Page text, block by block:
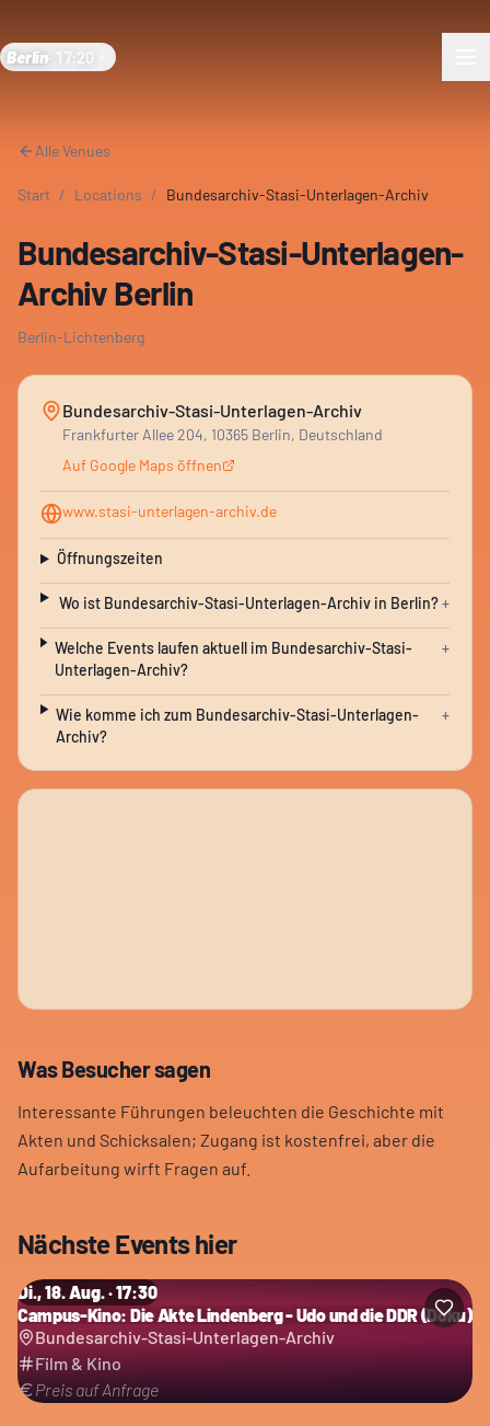
Berlin 17:20
Alle Venues
Start / Locations / Bundesarchiv-Stasi-Unterlagen-Archiv
Bundesarchiv-Stasi-Unterlagen-
Archiv Berlin
Berlin-Lichtenberg
Bundesarchiv-Stasi-Unterlagen-Archiv
Frankfurter Allee 204, 10365 Berlin, Deutschland
Auf Google Maps öffnen
www.stasi-unterlagen-archiv.de
Öffnungszeiten
Wo ist Bundesarchiv-Stasi-Unterlagen-Archiv in Berlin?+
Welche Events laufen aktuell im Bundesarchiv-Stasi-
Unterlagen-Archiv?
+
Wie komme ich zum Bundesarchiv-Stasi-Unterlagen-
Archiv?
+
Was Besucher sagen
Interessante Führungen beleuchten die Geschichte mit
Akten und Schicksalen; Zugang ist kostenfrei, aber die
Aufarbeitung wirft Fragen auf.
Nächste Events hier
Di., 18. Aug. · 17:30
Campus-Kino: Die Akte Lindenberg - Udo und die DDR (Doku)
Bundesarchiv-Stasi-Unterlagen-Archiv
Film & Kino
Preis auf Anfrage